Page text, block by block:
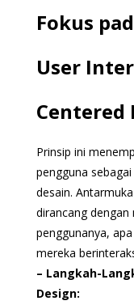
Fokus
User
Centered
Prinsip ini
pengguna
desain.
dirancang
penggunanya,
mereka
– Langkah-
Design: